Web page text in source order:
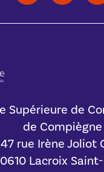
Supérieure de
de Compiègne
rue Irène Joliot
Lacroix